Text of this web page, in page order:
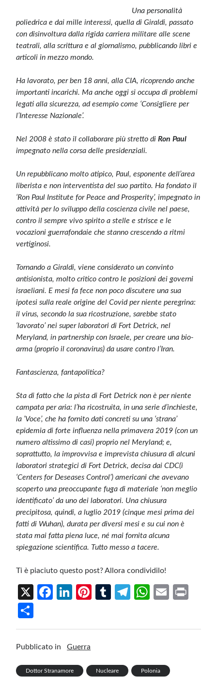
Una personalità
poliedrica e dai mille interessi, quella di Giraldi, passato
con disinvoltura dalla rigida carriera militare alle scene
teatrali, alla scrittura e al giornalismo, pubblicando libri e
articoli in mezzo mondo.
Ha lavorato, per ben 18 anni, alla CIA, ricoprendo anche
importanti incarichi. Ma anche oggi si occupa di problemi
legati alla sicurezza, ad esempio come ‘Consigliere per
l’Interesse Nazionale’.
Nel 2008 è stato il collaborare più stretto diRon Paul
impegnato nella corsa delle presidenziali.
Un repubblicano molto atipico, Paul, esponente dell’area
liberista e non interventista del suo partito. Ha fondato il
‘Ron Paul Institute for Peace and Prosperity’, impegnato in
attività per lo sviluppo della coscienza civile nel paese,
contro il sempre vivo spirito a stelle e strisce e le
vocazioni guerrafondaie che stanno crescendo a ritmi
vertiginosi.
Tornando a Giraldi, viene considerato un convinto
antisionista, molto critico contro le posizioni dei governi
israeliani. E mesi fa fece non poco discutere una sua
ipotesi sulla reale origine del Covid per niente peregrina:
il virus, secondo la sua ricostruzione, sarebbe stato
‘lavorato’ nei super laboratori di Fort Detrick, nel
Meryland, in partnership con Israele, per creare una bio-
arma (proprio il coronavirus) da usare contro l’Iran.
Fantascienza, fantapolitica?
Sta di fatto che la pista di Fort Detrick non è per niente
campata per aria: l’ha ricostruita, in una serie d’inchieste,
la ‘Voce’, che ha fornito dati concreti su una ‘strana’
epidemia di forte influenza nella primavera 2019 (con un
numero altissimo di casi) proprio nel Meryland; e,
soprattutto, la improvvisa e imprevista chiusura di alcuni
laboratori strategici di Fort Detrick, decisa dai CDC(i
‘Centers for Deseases Control’) americani che avevano
scoperto una preoccupante fuga di materiale ‘non meglio
identificato’ da uno dei laboratori. Una chiusura
precipitosa, quindi, a luglio 2019 (cinque mesi prima dei
fatti di Wuhan), durata per diversi mesi e su cui non è
stata mai fatta piena luce, né mai fornita alcuna
spiegazione scientifica. Tutto messo a tacere.
Ti è piaciuto questo post? Allora condividilo!
X
Fa
o
k
Li
n
Pi
T
Te
W
p
E
h
ar
Pubblicato in Guerra
Dottor Stranamore Nucleare Polonia